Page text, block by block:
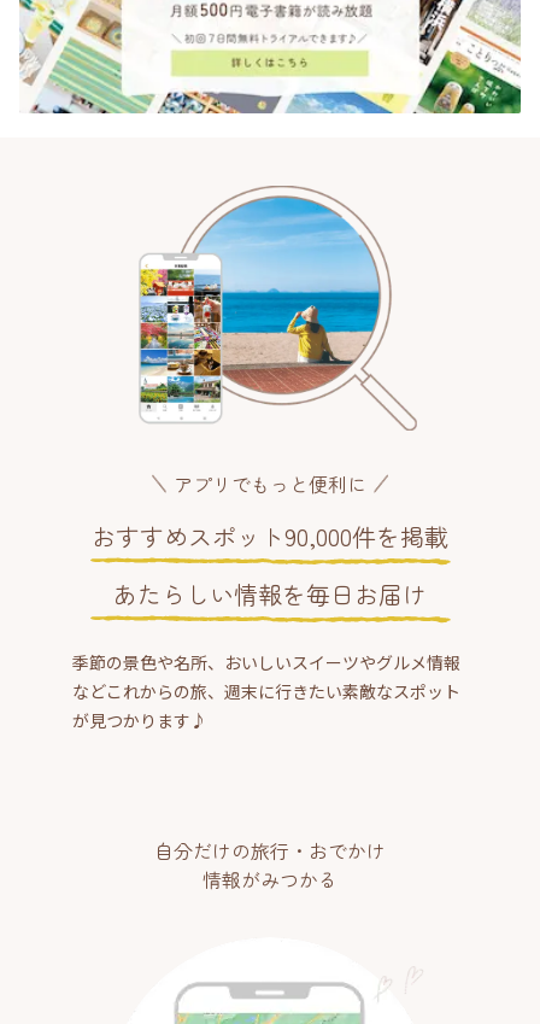
アプリでもっと便利に
おすすめスポット90,000件を掲載
あたらしい情報を毎日お届け
季節の景色や名所、おいしいスイーツやグルメ情報
などこれからの旅、週末に行きたい素敵なスポット
が見つかります♪
自分だけの旅行・おでかけ
情報がみつかる